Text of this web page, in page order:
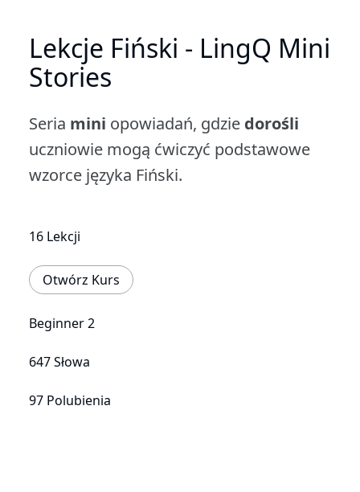
Lekcje Fiński - LingQ Mini
Stories
Seria mini opowiadań, gdzie dorośli
uczniowie mogą ćwiczyć podstawowe
wzorce języka Fiński.
16 Lekcji
Otwórz Kurs
Beginner 2
647 Słowa
97 Polubienia